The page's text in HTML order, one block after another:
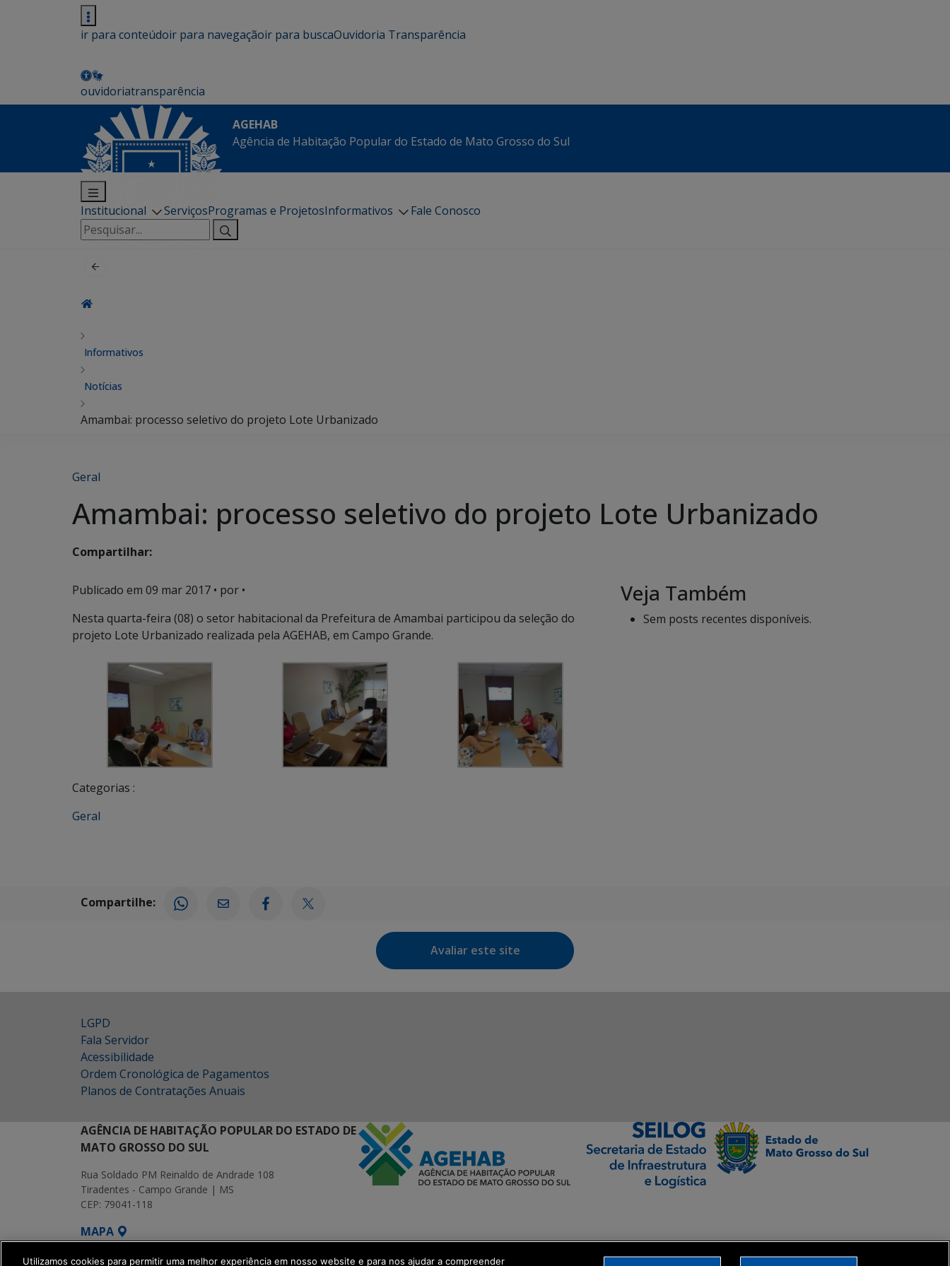
ir para conteúdoir para navegaçãoir para buscaOuvidoria Transparência
ouvidoriatransparência
AGEHAB
Agência de Habitação Popular do Estado de Mato Grosso do Sul
Institucional ServiçosProgramas e ProjetosInformativos
Fale Conosco
Pesquisar
por:
Informativos
Notícias
Amambai: processo seletivo do projeto Lote Urbanizado
Geral
Amambai: processo seletivo do projeto Lote Urbanizado
Compartilhar:
Publicado em 09 mar 2017 • por •
Nesta quarta-feira (08) o setor habitacional da Prefeitura de Amambai participou da seleção do
projeto Lote Urbanizado realizada pela AGEHAB, em Campo Grande.
Categorias :
Geral
Veja Também
Sem posts recentes disponíveis.
Compartilhe:
Avaliar este site
LGPD
Fala Servidor
Acessibilidade
Ordem Cronológica de Pagamentos
Planos de Contratações Anuais
AGÊNCIA DE HABITAÇÃO POPULAR DO ESTADO DE
MATO GROSSO DO SUL
Rua Soldado PM Reinaldo de Andrade 108
Tiradentes - Campo Grande | MS
CEP: 79041-118
MAPA
SETDIG | Secretaria-Executiva de Transformação Digital
Utilizamos cookies para permitir uma melhor experiência em nosso website e para nos ajudar a compreender